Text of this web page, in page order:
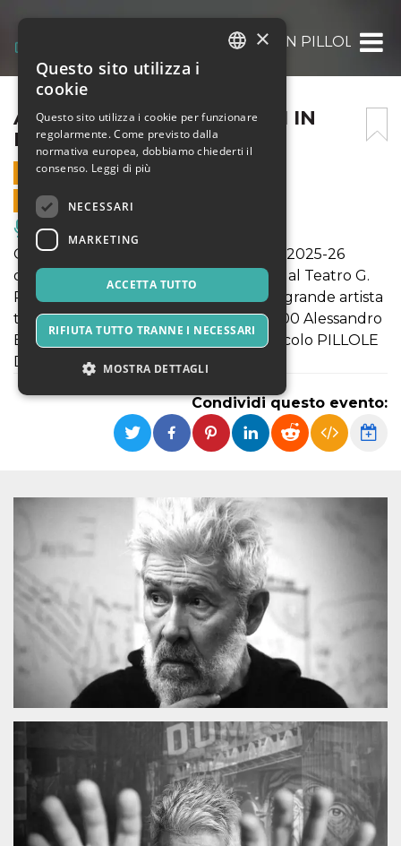
ALESSANDRO BENVENUTI IN PILLOLE DI
ALESSANDRO BENVENUTI IN
PILLOLE DI ME
31 GENNAIO 2026 - 21:00
VENDITE ONLINE TERMINATE
Musica, Eventi Live, Club
Ospite della rassegna METAMORFOSI 2025-26
organizzata da Laboratori Permanenti al Teatro G.
Papini di Pieve Santo Stefano (AR) un grande artista
toscano: il 31 gennaio 2026 alle ore 21.00 Alessandro
Benvenuti porta in scena il suo spettacolo PILLOLE
DI ME.
Condividi questo evento:
×
Questo sito utilizza i
cookie
Questo sito utilizza i cookie per funzionare
regolarmente. Come previsto dalla
normativa europea, dobbiamo chiederti il
consenso. Leggi di più
NECESSARI
MARKETING
ACCETTA TUTTO
RIFIUTA TUTTO TRANNE I NECESSARI
MOSTRA DETTAGLI
Necessari Marketing
servizi qui presenti non potranno funzionare
Provider /
Dominio
Scadenza
Cloudflare,
Inc.
.oooh.events
1 anno
passed. It is
used to no
longer issue a
captcha or
jschallenge
challenge if
required to
reach origin
server.
wordpress_test_cookie
Automattic
Inc.
.oooh.events
Sessione
Cookie di
Wordpress,
verifica che il
browser accetti i
cookie.